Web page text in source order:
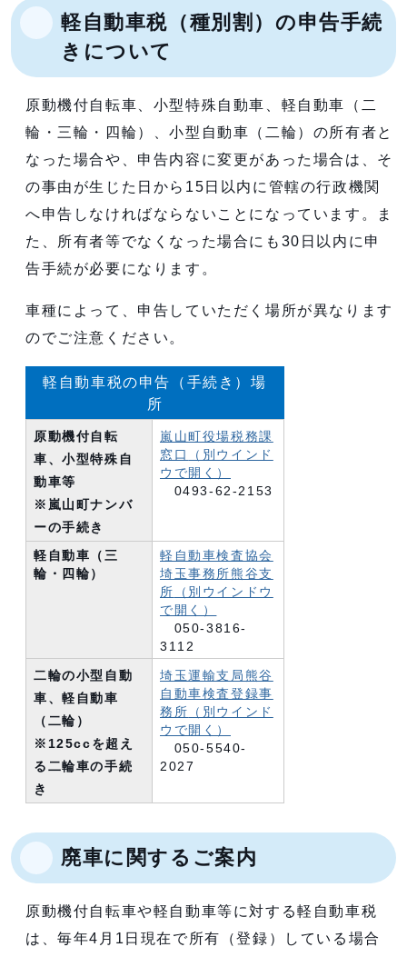
軽自動車税（種別割）の申告手続
きについて
原動機付自転車、小型特殊自動車、軽自動車（二
輪・三輪・四輪）、小型自動車（二輪）の所有者と
なった場合や、申告内容に変更があった場合は、そ
の事由が生じた日から15日以内に管轄の行政機関
へ申告しなければならないことになっています。ま
た、所有者等でなくなった場合にも30日以内に申
告手続が必要になります。
車種によって、申告していただく場所が異なります
のでご注意ください。
軽自動車税の申告（手続き）場
所
原動機付自転
車、小型特殊自
動車等
※嵐山町ナンバ
ーの手続き
嵐山町役場税務課
窓口
（別ウインド
ウで開く）
0493-62-2153
軽自動車（三
輪・四輪）
軽自動車検査協会
埼玉事務所熊谷支
所
（別ウインドウ
で開く）
050-3816-
3112
二輪の小型自動
車、軽自動車
（二輪）
※125ccを超え
る二輪車の手続
き
埼玉運輸支局熊谷
自動車検査登録事
務所 （別ウインド
ウで開く）
050-5540-
2027
廃車に関するご案内
原動機付自転車や軽自動車等に対する軽自動車税
は、毎年4月1日現在で所有（登録）している場合